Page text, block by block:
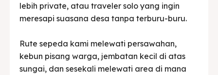
lebih private, atau traveler solo yang ingin
meresapi suasana desa tanpa terburu-buru.
Rute sepeda kami melewati persawahan,
kebun pisang warga, jembatan kecil di atas
sungai, dan sesekali melewati area di mana